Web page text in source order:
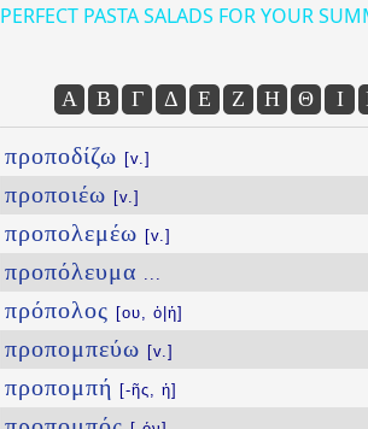
PERFECT PASTA SALADS FOR YOUR
Α Β Γ Δ Ε Ζ Η Θ Ι
προποδίζω [v.]
προποιέω [v.]
προπολεμέω [v.]
προπόλευμα
πρόπολος [ου, ὁ|ἡ]
προπομπεύω [v.]
προπομπή [-ῆς, ἡ]